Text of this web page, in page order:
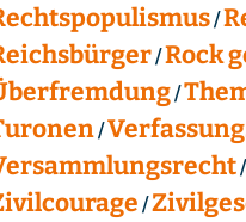
Rock